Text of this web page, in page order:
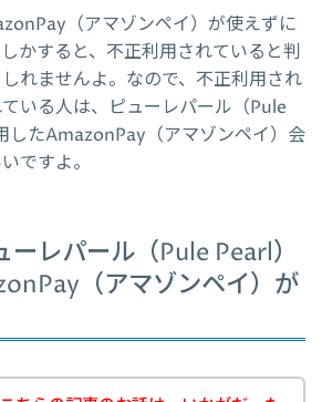
（アマゾンペイ）が使えずに
かすると、不正利用されていると判
れませんよ。なので、不正利用され
いる人は、ピューレパール（Pule
したAmazonPay（アマゾンペイ）会
ですよ。
ーレパール（Pule Pearl）
（アマゾンペイ）が